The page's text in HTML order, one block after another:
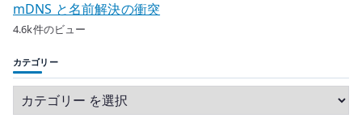
mDNS と名前解決の衝突
4.6k件のビュー
カテゴリー